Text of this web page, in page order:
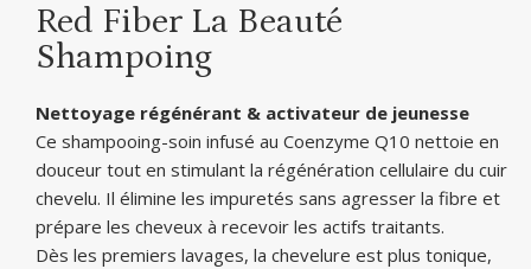
Red Fiber La Beauté
Shampoing
Nettoyage régénérant & activateur de jeunesse
Ce shampooing-soin infusé au Coenzyme Q10 nettoie en
douceur tout en stimulant la régénération cellulaire du cuir
chevelu. Il élimine les impuretés sans agresser la fibre et
prépare les cheveux à recevoir les actifs traitants.
Dès les premiers lavages, la chevelure est plus tonique,